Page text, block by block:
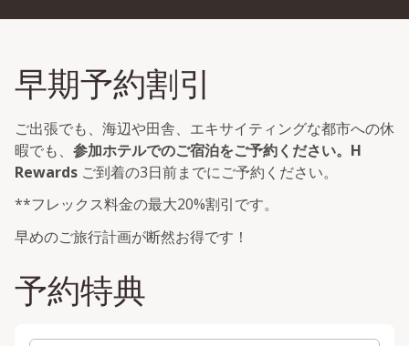
早期予約割引
ご出張でも、海辺や田舎、エキサイティングな都市への休
暇でも、 参加ホテルでのご宿泊をご予約ください。H
Rewards ご到着の3日前までにご予約ください。
**フレックス料金の最大20%割引です。
早めのご旅行計画が断然お得です！
予約特典